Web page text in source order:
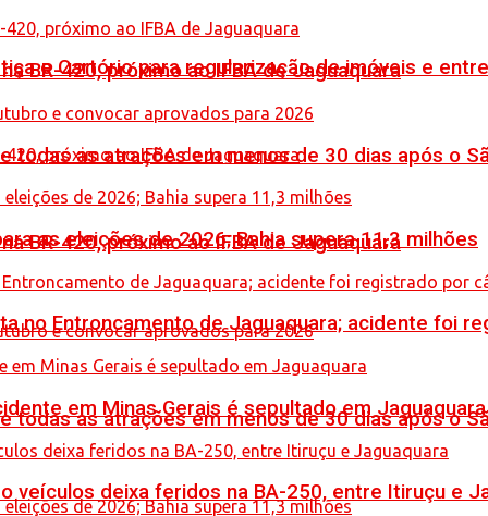
e Cartório para regularização de imóveis e
BR-420, próximo ao IFBA de Jaguaquara
todas as atrações em menos de 30 dias após o
BR-420, próximo ao IFBA de Jaguaquara
todas as atrações em menos de 30 dias após o
as eleições de 2026; Bahia supera 11,3 milhões
no Entroncamento de Jaguaquara; acidente foi
em Minas Gerais é sepultado em Jaguaquara
veículos deixa feridos na BA-250, entre Itiruçu e